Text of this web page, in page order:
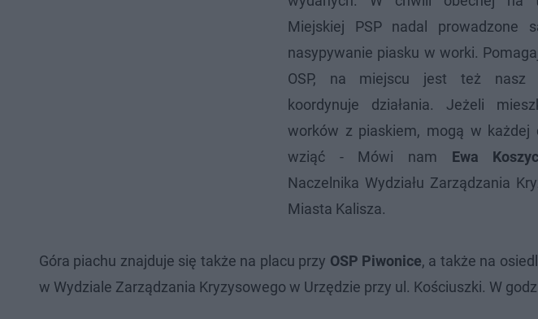
Miejskiej PSP nadal prowadzone
nasypywanie piasku w worki.
OSP, na miejscu jest też nasz
koordynuje działania. Jeżeli
worków z piaskiem, mogą w każdej
wziąć - Mówi nam Ewa
Naczelnika Wydziału Zarządzania
Miasta Kalisza.
Góra piachu znajduje się także na placu przy OSP Piwonice, a także na
w Wydziale Zarządzania Kryzysowego w Urzędzie przy ul. Kościuszki. W